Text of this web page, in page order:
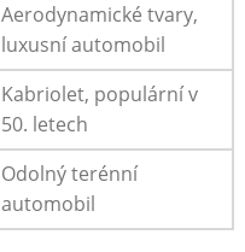
Aerodynamické tvary,
luxusní automobil
Kabriolet, populární v
50. letech
Odolný terénní
automobil